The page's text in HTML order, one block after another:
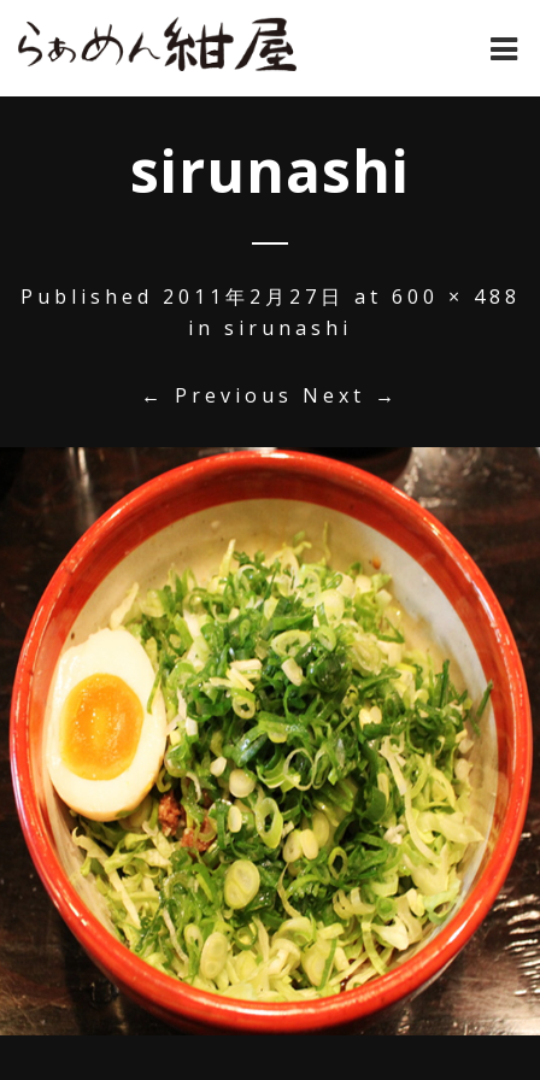
紺屋のラーメンとは
メニュー
お問い合わせ
アクセス
店主コラム
sirunashi
Published 2011年2月27日 at 600 × 488
in sirunashi
← Previous Next →